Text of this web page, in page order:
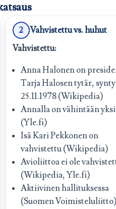
2 Vahvistettu vs. huhut
Vahvistettu:
Anna Halonen on
Tarja Halosen tytär,
25.11.1978 (Wikipedia)
Annalla on vähintään
(Yle.fi)
Isä Kari Pekkonen on
vahvistettu (Wikipedia)
Avioliittoa ei ole
(Wikipedia, Yle.fi)
Aktiivinen hallituksessa
(Suomen